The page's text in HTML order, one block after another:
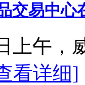
交易中
上午，
看详细]